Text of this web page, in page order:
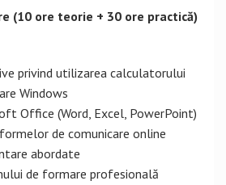
(10 ore teorie + 30 ore practică)
privind utilizarea calculatorului
Windows
Office (Word, Excel, PowerPoint)
de comunicare online
abordate
de formare profesională